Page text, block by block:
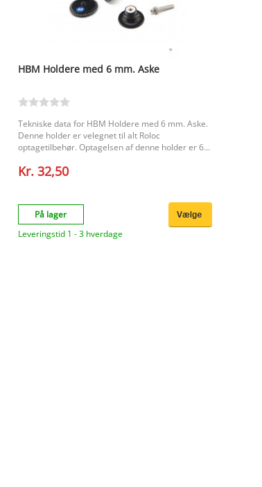
HBM Holdere med 6 mm. Aske
Tekniske data for HBM Holdere med 6 mm. Aske.
Denne holder er velegnet til alt Roloc
optagetilbehør. Optagelsen af denne holder er 6
medfølger ikke.
Kr. 32,50
På lager
Leveringstid 1 - 3 hverdage